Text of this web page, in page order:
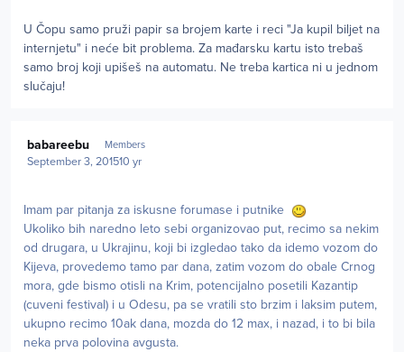
U Čopu samo pruži papir sa brojem karte i reci "Ja kupil biljet na
internjetu" i neće bit problema. Za mađarsku kartu isto trebaš
samo broj koji upišeš na automatu. Ne treba kartica ni u jednom
slučaju!
babareebu Members
September 3, 201510 yr
Imam par pitanja za iskusne forumase i putnike
Ukoliko bih naredno leto sebi organizovao put, recimo sa nekim
od drugara, u Ukrajinu, koji bi izgledao tako da idemo vozom do
Kijeva, provedemo tamo par dana, zatim vozom do obale Crnog
mora, gde bismo otisli na Krim, potencijalno posetili Kazantip
(cuveni festival) i u Odesu, pa se vratili sto brzim i laksim putem,
ukupno recimo 10ak dana, mozda do 12 max, i nazad, i to bi bila
neka prva polovina avgusta.